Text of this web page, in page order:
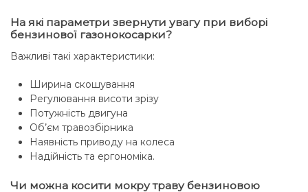
На які параметри звернути увагу при виборі
бензинової газонокосарки?
Важливі такі характеристики:
Ширина скошування
Регулювання висоти зрізу
Потужність двигуна
Об’єм травозбірника
Наявність приводу на колеса
Надійність та ергономіка.
Чи можна косити мокру траву бензиновою